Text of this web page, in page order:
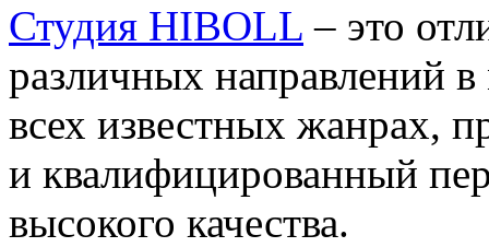
Студия HIBOLL – это
различных направлений
всех известных жанрах,
и квалифицированный
высокого качества.